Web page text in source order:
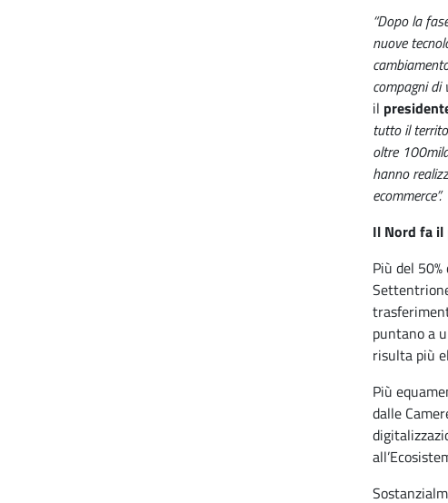
“Dopo la
nuove
compagni
il
tutto il
oltre
hanno
ecommerce”.
Il Nord fa il
Più del
puntano a
risulta più
Più
dalle